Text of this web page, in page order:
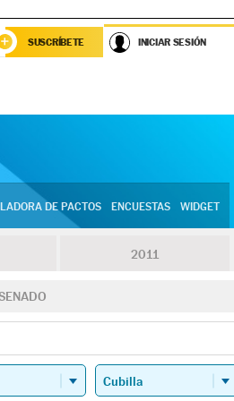
SUSCRÍBETE INICIAR SESIÓN
DE PACTOS ENCUESTAS WIDGET
2011